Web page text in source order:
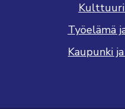
Kulttuuri
Työelämä
Kaupunki